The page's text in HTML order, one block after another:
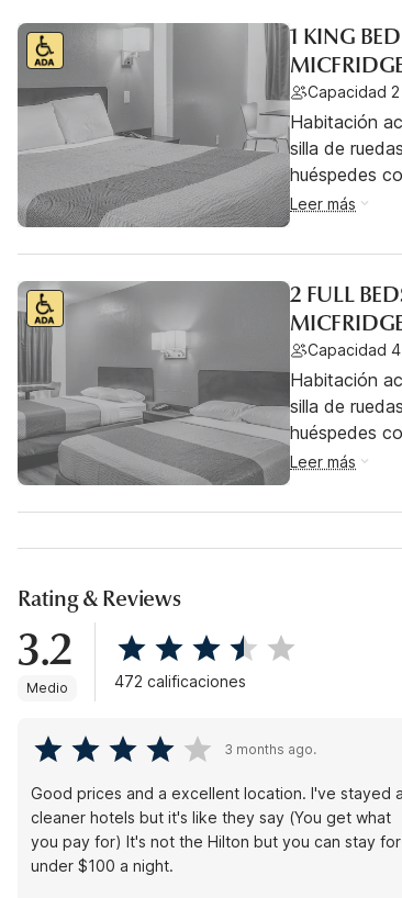
1 KING
Capacidad 2
Habitación
silla de
huéspedes
Leer más
2 FULL
Capacidad 4
Habitación
silla de
huéspedes
Leer más
Rating & Reviews
3.2
Medio 472 calificaciones
3 months ago.
Good prices and a excellent location. I've stayed
cleaner hotels but it's like they say (You get what
you pay for) It's not the Hilton but you can stay for
under $100 a night.